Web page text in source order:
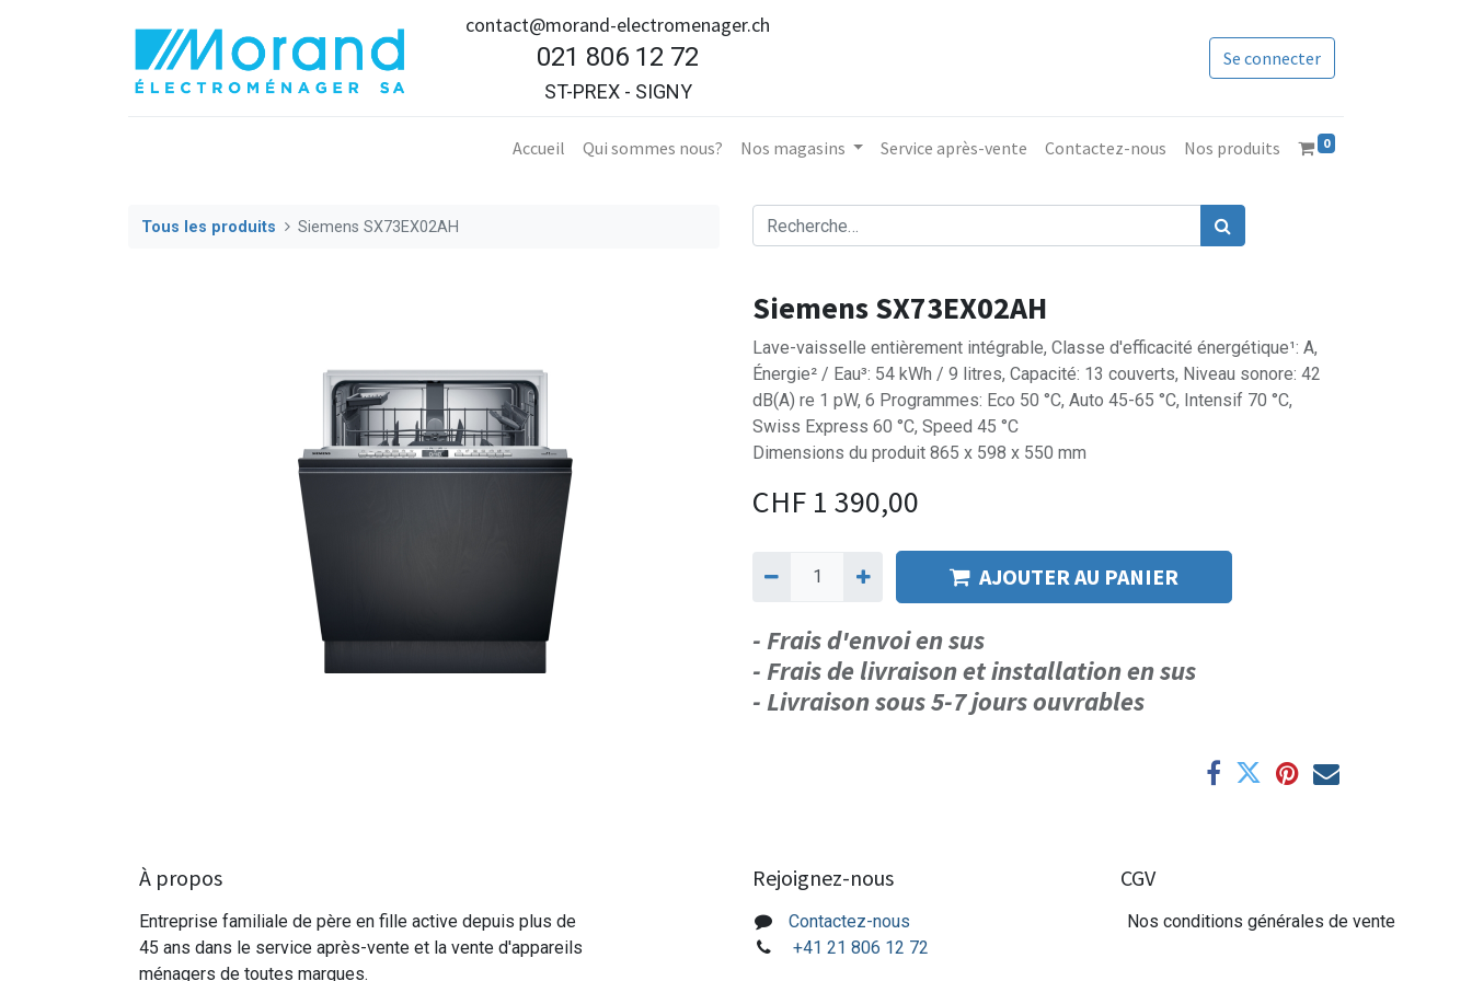
contact@morand-electromenager.ch
021 806 12 72
ST-PREX - SIGNY
Se connecter
Accueil​ Qui sommes nous? Nos magasins Service après-vente Contactez-nous Nos produits 0
Tous les produits Siemens SX73EX02AH
Siemens SX73EX02AH
Lave-vaisselle entièrement intégrable, Classe d'efficacité énergétique¹: A,
Énergie² / Eau³: 54 kWh / 9 litres, Capacité: 13 couverts, Niveau sonore: 42
dB(A) re 1 pW, 6 Programmes: Eco 50 °C, Auto 45-65 °C, Intensif 70 °C,
Swiss Express 60 °C, Speed 45 °C
Dimensions du produit 865 x 598 x 550 mm
CHF 1 390,00
AJOUTER AU PANIER
- Frais d'envoi en sus
- Frais de livraison et installation en sus
- Livraison sous 5-7 jours ouvrables
À propos
Entreprise familiale de père en fille active depuis plus de
45 ans dans le service après-vente et la vente d'appareils
ménagers de toutes marques.
Rejoignez-nous
Contactez-nous
+41 21 806 12 72
CGV
Nos conditions générales de vente